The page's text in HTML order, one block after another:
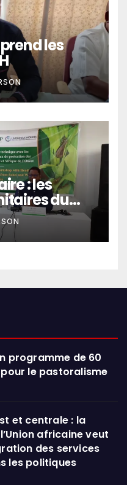
les
: les
du
de l’Ouest
programme de 60
pour le pastoralisme
et centrale : la
africaine veut
des services
les politiques